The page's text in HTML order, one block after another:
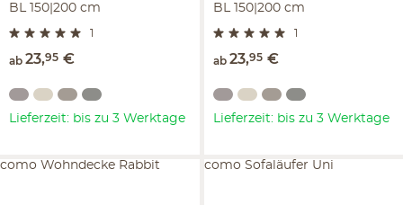
BL 150|200 cm
1
ab 23,95 €
Lieferzeit: bis zu 3 Werktage
BL 150|200 cm
1
ab 23,95 €
Lieferzeit: bis zu 3 Werktage
como Wohndecke Rabbit como Sofaläufer Uni